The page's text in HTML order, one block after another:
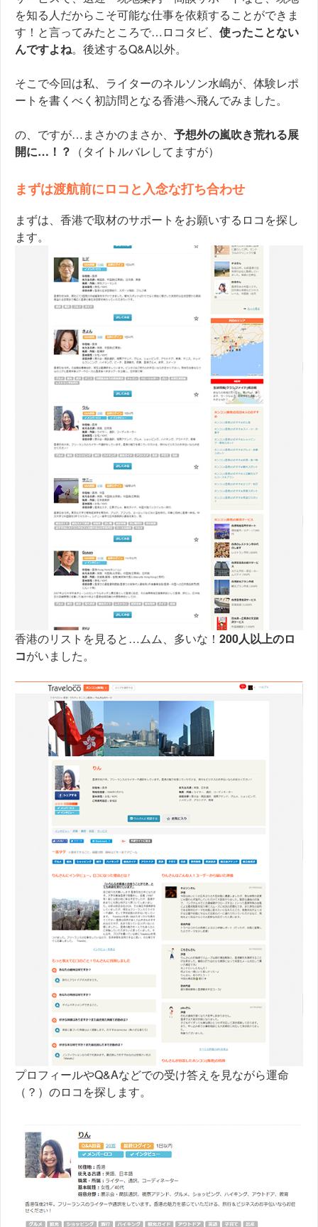
を知る人だからこそ可能な仕事を依頼することができま
す！と言ってみたところで…ロコタビ、 使ったことない
んですよね。後述するQ&A以外。
そこで今回は私、ライターのネルソン水嶋が、体験レポ
ートを書くべく初訪問となる香港へ飛んでみました。
の、ですが…まさかのまさか、 予想外の嵐吹き荒れる展
開に…！？ （タイトルバレしてますが）
まずは渡航前にロコと入念な打ち合わせ
まずは、香港で取材のサポートをお願いするロコを探し
ます。
香港のリストを見ると…ムム、多いな！ 200人以上のロ
コがいました。
プロフィールやQ&Aなどでの受け答えを見ながら運命
（？）のロコを探します。